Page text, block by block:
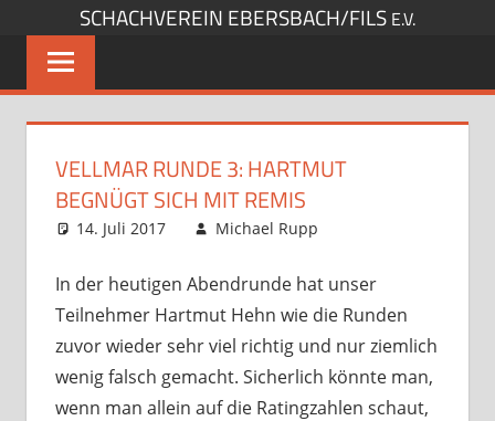
springen
SCHACHVEREIN EBERSBACH/FILS E.V.
VELLMAR RUNDE 3: HARTMUT
BEGNÜGT SICH MIT REMIS
14. Juli 2017 Michael Rupp
Startseite
In der heutigen Abendrunde hat unser
Teilnehmer Hartmut Hehn wie die Runden
zuvor wieder sehr viel richtig und nur ziemlich
wenig falsch gemacht. Sicherlich könnte man,
wenn man allein auf die Ratingzahlen schaut,